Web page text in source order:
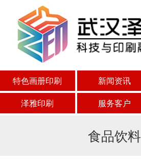
特色画册印刷 新闻资讯
泽雅印刷
服务客户
食品饮料